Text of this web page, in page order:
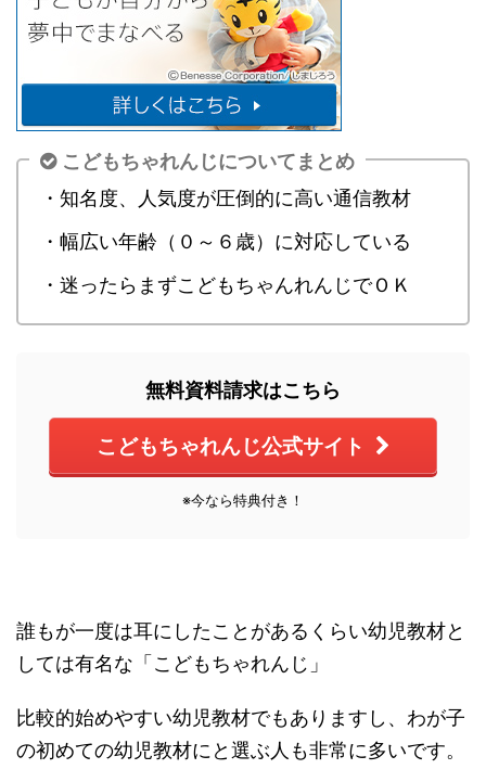
こどもちゃれんじについてまとめ
・知名度、人気度が圧倒的に高い通信教材
・幅広い年齢（０～６歳）に対応している
・迷ったらまずこどもちゃんれんじでＯＫ
無料資料請求はこちら
こどもちゃれんじ公式サイト
※今なら特典付き！
誰もが一度は耳にしたことがあるくらい幼児教材と
しては有名な「こどもちゃれんじ」
比較的始めやすい幼児教材でもありますし、わが子
の初めての幼児教材にと選ぶ人も非常に多いです。